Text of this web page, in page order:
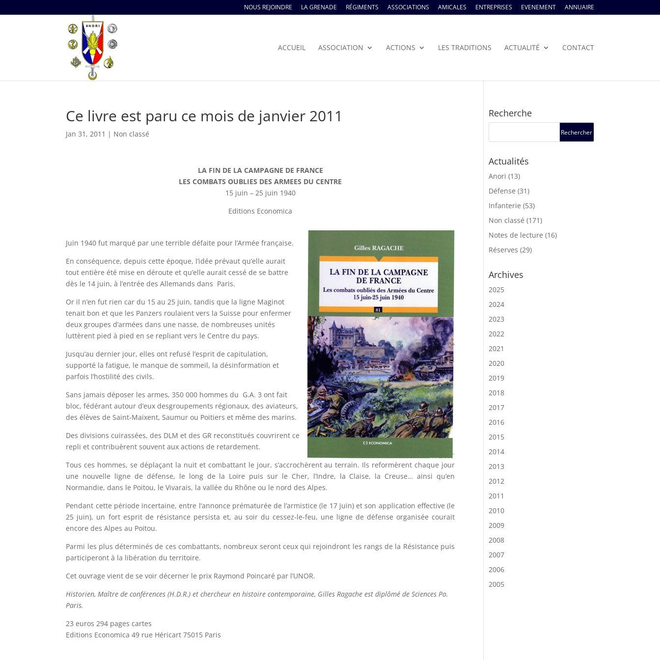
NOUS REJOINDRE LA GRENADE RÉGIMENTS ASSOCIATIONS AMICALES ENTREPRISES EVENEMENT ANNUAIRE
ACCUEIL ASSOCIATION ACTIONS LES TRADITIONS ACTUALITÉ CONTACT
Ce livre est paru ce mois de janvier 2011
Jan 31, 2011 | Non classé
LA FIN DE LA CAMPAGNE DE FRANCE
LES COMBATS OUBLIES DES ARMEES DU CENTRE
15 juin – 25 juin 1940
Editions Economica
Juin 1940 fut marqué par une terrible défaite pour l’Armée française.
En conséquence, depuis cette époque, l’idée prévaut qu’elle aurait
tout entière été mise en déroute et qu’elle aurait cessé de se battre
dès le 14 juin, à l’entrée des Allemands dans Paris.
Or il n’en fut rien car du 15 au 25 juin, tandis que la ligne Maginot
tenait bon et que les Panzers roulaient vers la Suisse pour enfermer
deux groupes d’armées dans une nasse, de nombreuses unités
luttèrent pied à pied en se repliant vers le Centre du pays.
Jusqu’au dernier jour, elles ont refusé l’esprit de capitulation,
supporté la fatigue, le manque de sommeil, la désinformation et
parfois l’hostilité des civils.
Sans jamais déposer les armes, 350 000 hommes du G.A. 3 ont fait
bloc, fédérant autour d’eux desgroupements régionaux, des aviateurs,
des élèves de Saint-Maixent, Saumur ou Poitiers et même des marins.
Des divisions cuirassées, des DLM et des GR reconstitués couvrirent ce
repli et contribuèrent souvent aux actions de retardement.
Tous ces hommes, se déplaçant la nuit et combattant le jour, s’accrochèrent au terrain. Ils reformèrent chaque jour
une nouvelle ligne de défense, le long de la Loire puis sur le Cher, l’Indre, la Claise, la Creuse… ainsi qu’en
Normandie, dans le Poitou, le Vivarais, la vallée du Rhône ou le nord des Alpes.
Pendant cette période incertaine, entre l’annonce prématurée de l’armistice (le 17 juin) et son application effective (le
25 juin), un fort esprit de résistance persista et, au soir du cessez-le-feu, une ligne de défense organisée courait
encore des Alpes au Poitou.
Parmi les plus déterminés de ces combattants, nombreux seront ceux qui rejoindront les rangs de la Résistance puis
participeront à la libération du territoire.
Cet ouvrage vient de se voir décerner le prix Raymond Poincaré par l’UNOR.
Historien, Maître de conférences (H.D.R.) et chercheur en histoire contemporaine, Gilles Ragache est diplômé de Sciences Po.
Paris.
23 euros 294 pages cartes
Editions Economica 49 rue Héricart 75015 Paris
Recherche
Actualités
Anori (13)
Défense (31)
Infanterie (53)
Non classé (171)
Notes de lecture (16)
Réserves (29)
Archives
2025
2024
2023
2022
2021
2020
2019
2018
2017
2016
2015
2014
2013
2012
2011
2010
2009
2008
2007
2006
2005